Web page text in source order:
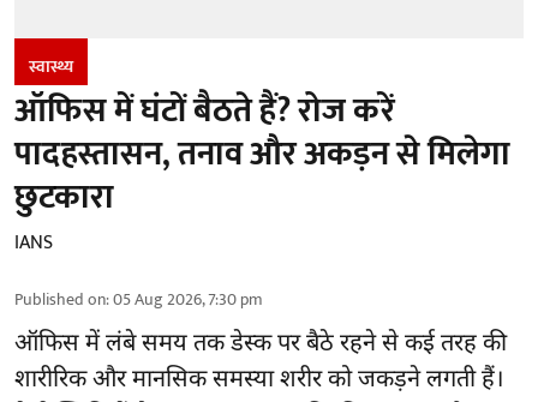
स्वास्थ्य
ऑफिस में घंटों बैठते हैं? रोज करें
पादहस्तासन, तनाव और अकड़न से मिलेगा
छुटकारा
IANS
Published on:05 Aug 2026, 7:30 pm
ऑफिस में लंबे समय तक डेस्क पर बैठे रहने से कई तरह की
शारीरिक और मानसिक समस्या शरीर को जकड़ने लगती हैं।